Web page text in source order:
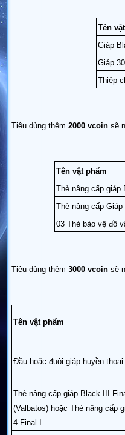
Tên
Giáp
Giáp
Thiệp
Tiêu dùng thêm 2000 vcoinsẽ
Tên vật phẩm
Thẻ nâng cấp giáp
Thẻ nâng cấp Giáp
03 Thẻ bảo vệ đồ
Tiêu dùng thêm 3000 vcoinsẽ
Tên vật phẩm
Đầu hoặc đuôi giáp huyền thoại
Thẻ nâng cấp giáp Black III
(Valbatos) hoặc Thẻ nâng cấp
4 Final I